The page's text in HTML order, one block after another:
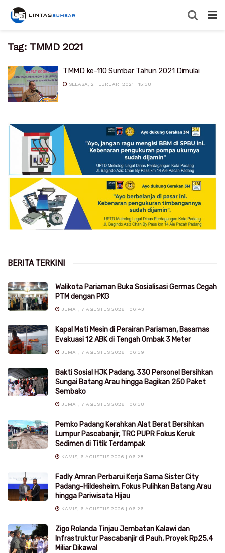
Tag: TMMD 2021
TMMD ke-110 Sumbar Tahun 2021 Dimulai
SELASA, 2 FEBRUARI 2021 | 15:38
BERITA TERKINI
Walikota Pariaman Buka Sosialisasi Germas Cegah
PTM dengan PKG
JUMAT, 7 AGUSTUS 2026 | 06:43
Kapal Mati Mesin di Perairan Pariaman, Basarnas
Evakuasi 12 ABK di Tengah Ombak 3 Meter
JUMAT, 7 AGUSTUS 2026 | 06:39
Bakti Sosial HJK Padang, 330 Personel Bersihkan
Sungai Batang Arau hingga Bagikan 250 Paket
Sembako
JUMAT, 7 AGUSTUS 2026 | 06:38
Pemko Padang Kerahkan Alat Berat Bersihkan
Lumpur Pascabanjir, TRC PUPR Fokus Keruk
Sedimen di Titik Terdampak
KAMIS, 6 AGUSTUS 2026 | 06:28
Fadly Amran Perbarui Kerja Sama Sister City
Padang-Hildesheim, Fokus Pulihkan Batang Arau
hingga Pariwisata Hijau
KAMIS, 6 AGUSTUS 2026 | 06:26
Zigo Rolanda Tinjau Jembatan Kalawi dan
Infrastruktur Pascabanjir di Pauh, Proyek Rp25,4
Miliar Dikawal